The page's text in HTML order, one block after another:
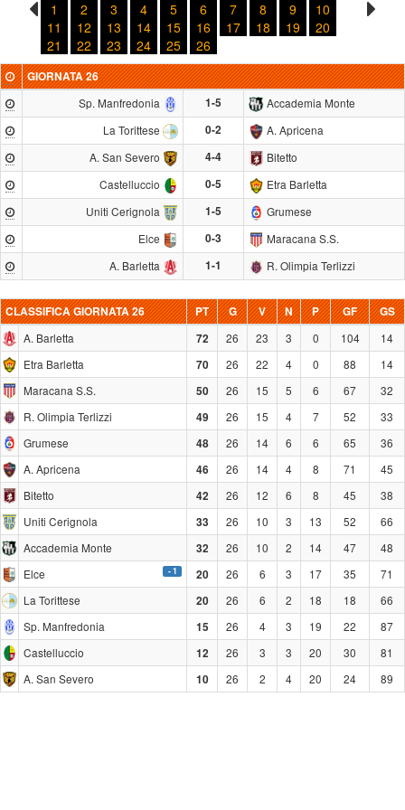
1 2 3 4 5 6 7 8 9
10
11
12 13 14 15 16 17 18 19
20
21
22 23 24 25 26
GIORNATA 26
Sp. Manfredonia
1-5
Accademia Monte
La Torittese
0-2
A. Apricena
A. San Severo
4-4
Bitetto
Castelluccio
0-5
Etra Barletta
Uniti Cerignola
1-5
Grumese
Elce
0-3
Maracana S.S.
A. Barletta
1-1 R. Olimpia Terlizzi
CLASSIFICAGIORNATA 26 PT G V N P GF
GS
A. Barletta
72 26 23 3 0 104
14
Etra Barletta
70 26 22 4 0 88
14
Maracana S.S.
50 26 15 5 6 67
32
R. Olimpia Terlizzi
49 26 15 4 7 52
33
Grumese
48 26 14 6 6 65
36
A. Apricena
46 26 14 4 8 71
45
Bitetto
42 26 12 6 8 45
38
Uniti Cerignola
33 26 10 3 13 52
66
Accademia Monte
32 26 10 2 14 47
48
Elce
- 1 20 26 6 3 17 35
71
La Torittese
20 26 6 2 18 18
66
Sp. Manfredonia
15 26 4 3 19 22
87
Castelluccio
12 26 3 3 20 30
81
A. San Severo
10 26 2 4 20 24 89